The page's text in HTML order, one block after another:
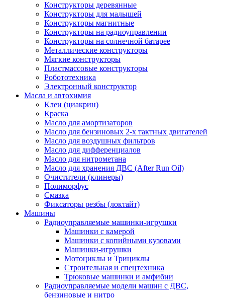
Конструкторы деревянные
Конструкторы для малышей
Конструкторы магнитные
Конструкторы на радиоуправлении
Конструкторы на солнечной батарее
Металлические конструкторы
Мягкие конструкторы
Пластмассовые конструкторы
Робототехника
Электронный конструктор
Масла и автохимия
Клеи (циакрин)
Краска
Масло для амортизаторов
Масло для бензиновых 2-х тактных двигателей
Масло для воздушных фильтров
Масло для дифференциалов
Масло для нитрометана
Масло для хранения ДВС (After Run Oil)
Очистители (клинеры)
Полиморфус
Смазка
Фиксаторы резбы (локтайт)
Машины
Радиоуправляемые машинки-игрушки
Машинки с камерой
Машинки с копийными кузовами
Машинки-игрушки
Мотоциклы и Трициклы
Строительная и спецтехника
Трюковые машинки и амфибии
Радиоуправляемые модели машин с ДВС,
бензиновые и нитро